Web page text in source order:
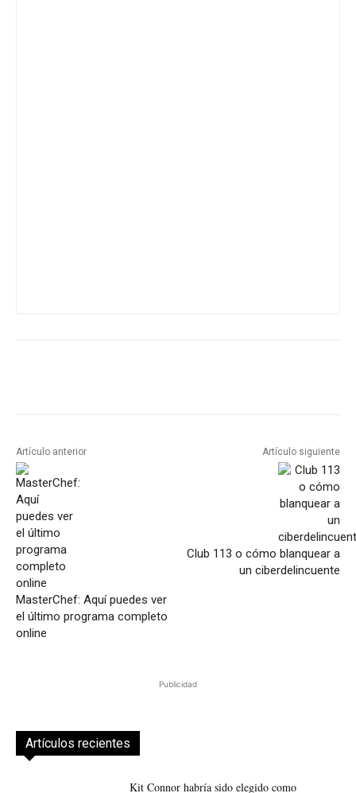
Artículo anterior
MasterChef: Aquí puedes ver
el último programa completo
online
Artículo siguiente
Club 113 o cómo blanquear a
un ciberdelincuente
Publicidad
Artículos recientes
Kit Connor habría sido elegido como